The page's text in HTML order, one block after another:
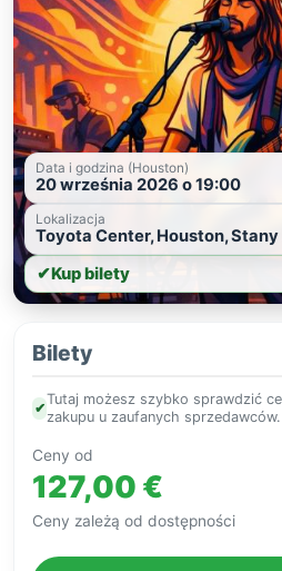
Data i godzina (Houston)
20 września 2026 o 19:00
Lokalizacja
Toyota Center, Houston,
✔Kup bilety
Bilety
✔
Tutaj możesz szybko sprawdzić
zakupu u zaufanych sprzedawców.
Ceny od
127,00 €
Ceny zależą od dostępności